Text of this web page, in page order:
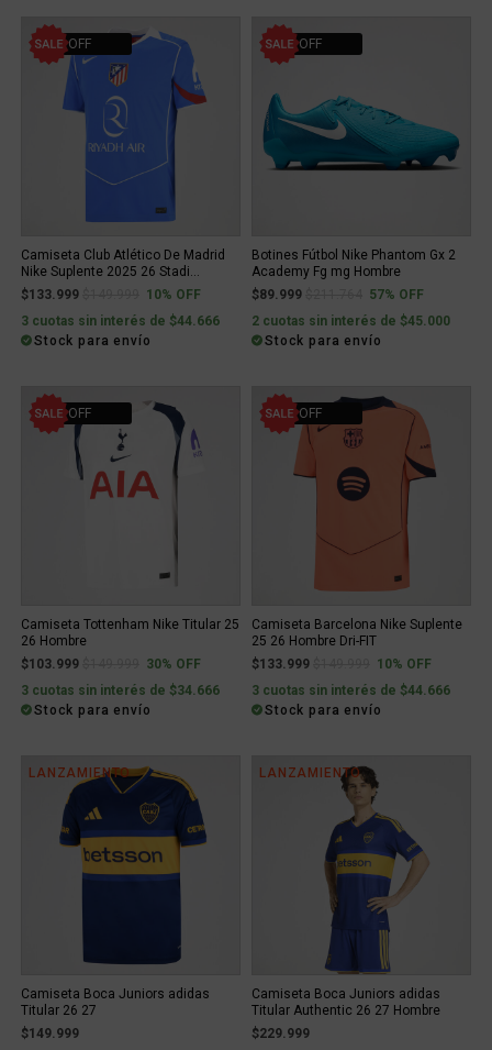
10% OFF
Camiseta Club Atlético De Madrid
Nike Suplente 2025 26 Stadi...
$133.999
Price reduced from
to10% OFF
3 cuotas sin interés de $44.666
Stock para envío
57% OFF
Botines Fútbol Nike Phantom Gx 2
Academy Fg mg Hombre
$89.999
Price reduced from
to57% OFF
2 cuotas sin interés de $45.000
Stock para envío
30% OFF
Camiseta Tottenham Nike Titular 25
26 Hombre
$103.999
Price reduced from
to30% OFF
3 cuotas sin interés de $34.666
Stock para envío
10% OFF
Camiseta Barcelona Nike Suplente
25 26 Hombre Dri-FIT
$133.999
Price reduced from
to10% OFF
3 cuotas sin interés de $44.666
Stock para envío
LANZAMIENTO
Camiseta Boca Juniors adidas
Titular 26 27
$149.999
LANZAMIENTO
Camiseta Boca Juniors adidas
Titular Authentic 26 27 Hombre
$229.999